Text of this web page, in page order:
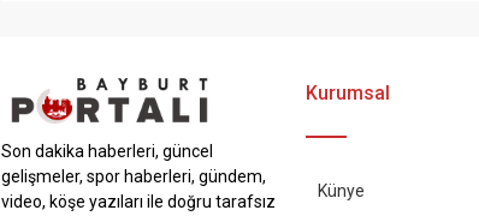
Son dakika haberleri, güncel
gelişmeler, spor haberleri, gündem,
video, köşe yazıları ile doğru tarafsız
Kurumsal
Künye